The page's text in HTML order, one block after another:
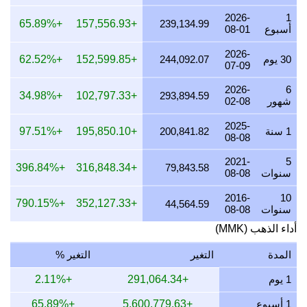
25 يوليو 2026 7,438,102.23
239,134.99
24 يوليو 2026 7,468,338.41
7,438,102.23
239,134.99
22 يوليو 2026 7,623,283.20
245,088.55
21 يوليو 2026 7,468,338.41
19 يوليو 2026 7,378,850.40
237,230.04
17 يوليو 2026
16 يوليو 2026 7,320,054.78
235,339.76
15 يوليو 2026 7,468,836.38
240,123.09
14 يوليو 2026
1
أسبوع
2026-
08-01
239,134.99
+157,556.93
+65.89%
30 يوم
2026-
07-09
244,092.07
+152,599.85
+62.52%
6
شهور
2026-
02-08
293,894.59
+102,797.33
+34.98%
1 سنة
2025-
08-08
200,841.82
+195,850.10
+97.51%
5
سنوات
2021-
08-08
79,843.58
+316,848.34
+396.84%
10
سنوات
2016-
08-08
44,564.59
+352,127.33
+790.15%
أداء الذهب (MMK)
المدة التغير التغير %
1 يوم +291,064.34
+2.11%
1 أسبوع +5,600,779.63
+65.89%